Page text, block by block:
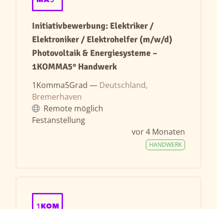
Initiativbewerbung: Elektriker /
Elektroniker / Elektrohelfer (m/w/d)
Photovoltaik & Energiesysteme –
1KOMMA5° Handwerk
1Komma5Grad — Deutschland,
Bremerhaven
Remote möglich
Festanstellung
vor 4 Monaten
HANDWERK